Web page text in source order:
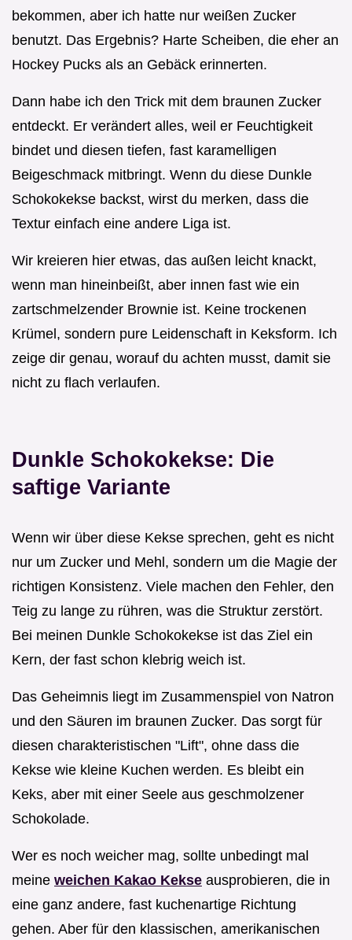
bekommen, aber ich hatte nur weißen Zucker
benutzt. Das Ergebnis? Harte Scheiben, die eher an
Hockey Pucks als an Gebäck erinnerten.
Dann habe ich den Trick mit dem braunen Zucker
entdeckt. Er verändert alles, weil er Feuchtigkeit
bindet und diesen tiefen, fast karamelligen
Beigeschmack mitbringt. Wenn du diese Dunkle
Schokokekse backst, wirst du merken, dass die
Textur einfach eine andere Liga ist.
Wir kreieren hier etwas, das außen leicht knackt,
wenn man hineinbeißt, aber innen fast wie ein
zartschmelzender Brownie ist. Keine trockenen
Krümel, sondern pure Leidenschaft in Keksform. Ich
zeige dir genau, worauf du achten musst, damit sie
nicht zu flach verlaufen.
Dunkle Schokokekse: Die
saftige Variante
Wenn wir über diese Kekse sprechen, geht es nicht
nur um Zucker und Mehl, sondern um die Magie der
richtigen Konsistenz. Viele machen den Fehler, den
Teig zu lange zu rühren, was die Struktur zerstört.
Bei meinen Dunkle Schokokekse ist das Ziel ein
Kern, der fast schon klebrig weich ist.
Das Geheimnis liegt im Zusammenspiel von Natron
und den Säuren im braunen Zucker. Das sorgt für
diesen charakteristischen "Lift", ohne dass die
Kekse wie kleine Kuchen werden. Es bleibt ein
Keks, aber mit einer Seele aus geschmolzener
Schokolade.
Wer es noch weicher mag, sollte unbedingt mal
meine weichen Kakao Kekse ausprobieren, die in
eine ganz andere, fast kuchenartige Richtung
gehen. Aber für den klassischen, amerikanischen